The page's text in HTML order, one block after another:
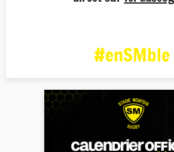
#enSMble